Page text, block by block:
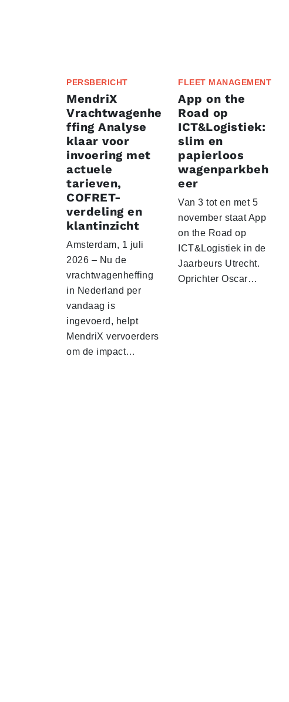
PERSBERICHT
MendriX
Vrachtwagenhe
ffing Analyse
klaar voor
invoering met
actuele
tarieven,
COFRET-
verdeling en
klantinzicht
Amsterdam, 1 juli
2026 – Nu de
vrachtwagenheffing
in Nederland per
vandaag is
ingevoerd, helpt
MendriX vervoerders
om de impact…
FLEET MANAGEMENT
App on the
Road op
ICT&Logistiek:
slim en
papierloos
wagenparkbeh
eer
Van 3 tot en met 5
november staat App
on the Road op
ICT&Logistiek in de
Jaarbeurs Utrecht.
Oprichter Oscar…